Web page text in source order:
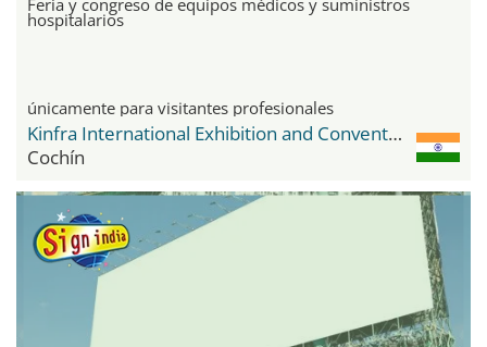
hospitalarios
únicamente para visitantes profesionales
Kinfra International Exhibition and Convention Centre Kakkanad
Cochín